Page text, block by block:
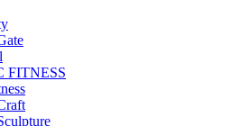
FITNESS